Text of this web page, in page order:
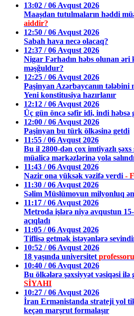
13:02 / 06 Avqust 2026
Maaşdan tutulmaların həddi
aiddir?
12:50 / 06 Avqust 2026
Sabah hava necə olacaq?
12:37 / 06 Avqust 2026
Nigar Fərhadın həbs olunan əri
məşğuldur?
12:25 / 06 Avqust 2026
Paşinyan Azərbaycanın tələbini
Yeni konstitusiya hazırlanır
12:12 / 06 Avqust 2026
Üç gün öncə səfir idi, indi həbsə
12:00 / 06 Avqust 2026
Paşinyan bu türk ölkəsinə getdi
11:55 / 06 Avqust 2026
Bu il 2800-dən çox imtiyazlı
müalicə mərkəzlərinə yola
11:43 / 06 Avqust 2026
Nazir ona yüksək vəzifə verdi -
11:30 / 06 Avqust 2026
Səlim Müslümovun milyonluq
11:17 / 06 Avqust 2026
Metroda işlərə niyə avqustun
açıqladı
11:05 / 06 Avqust 2026
Tiflisə getmək istəyənlərə
10:52 / 06 Avqust 2026
18 yaşında universitet
10:40 / 06 Avqust 2026
Bu ölkələrə şəxsiyyət vəsiqəsi ilə
SİYAHI
10:27 / 06 Avqust 2026
İran Ermənistanda strateji yol
keçən marşrut formalaşır